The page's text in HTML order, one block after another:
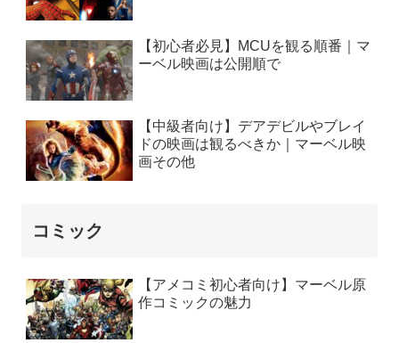
【初心者必見】MCUを観る順番｜マ
ーベル映画は公開順で
【中級者向け】デアデビルやブレイ
ドの映画は観るべきか｜マーベル映
画その他
コミック
【アメコミ初心者向け】マーベル原
作コミックの魅力